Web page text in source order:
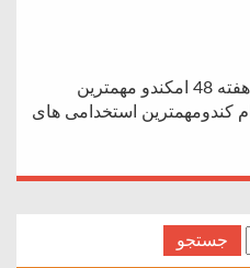
مهمترین استخدامی های قم – هفته 48 امکندو مهمترین
استخدامی های قم – هفته 48 ام کندومهمترین استخدامی های